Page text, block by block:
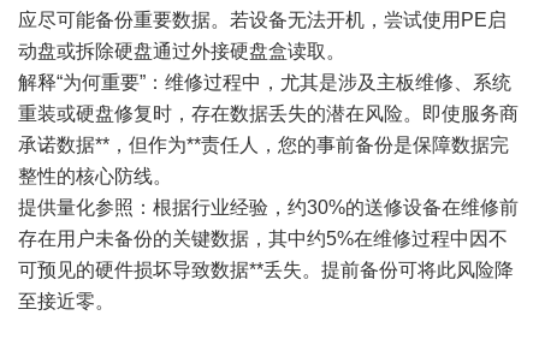
应尽可能备份重要数据。若设备无法开机，尝试使用PE启
动盘或拆除硬盘通过外接硬盘盒读取。
解释“为何重要”：维修过程中，尤其是涉及主板维修、系统
重装或硬盘修复时，存在数据丢失的潜在风险。即使服务商
承诺数据**，但作为**责任人，您的事前备份是保障数据完
整性的核心防线。
提供量化参照：根据行业经验，约30%的送修设备在维修前
存在用户未备份的关键数据，其中约5%在维修过程中因不
可预见的硬件损坏导致数据**丢失。提前备份可将此风险降
至接近零。